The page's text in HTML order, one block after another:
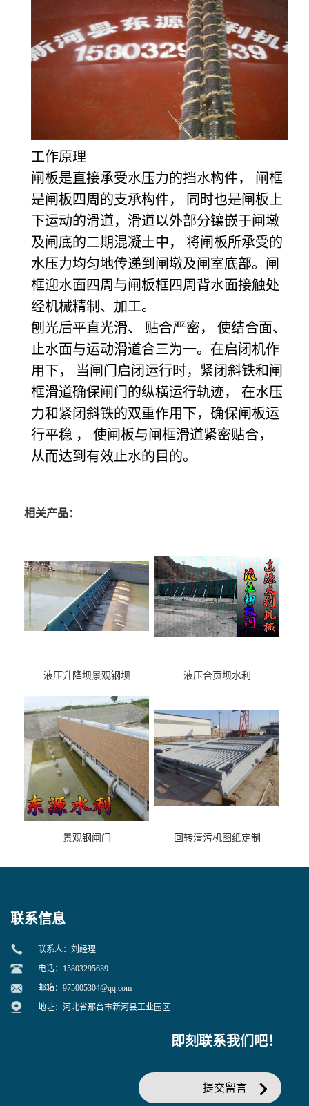
工作原理
闸板是直接承受水压力的挡水构件， 闸框
是闸板四周的支承构件， 同时也是闸板上
下运动的滑道，滑道以外部分镶嵌于闸墩
及闸底的二期混凝土中， 将闸板所承受的
水压力均匀地传递到闸墩及闸室底部。闸
框迎水面四周与闸板框四周背水面接触处
经机械精制、加工。
刨光后平直光滑、 贴合严密， 使结合面、
止水面与运动滑道合三为一。在启闭机作
用下， 当闸门启闭运行时，紧闭斜铁和闸
框滑道确保闸门的纵横运行轨迹， 在水压
力和紧闭斜铁的双重作用下，确保闸板运
行平稳 ， 使闸板与闸框滑道紧密贴合，
从而达到有效止水的目的。
相关产品：
液压升降坝景观钢坝 液压合页坝水利
景观钢闸门 回转清污机图纸定制
联系信息
联系人：刘经理
电话：15803295639
邮箱： 975005304@qq.com
地址：河北省邢台市新河县工业园区
即刻联系我们吧！
提交留言